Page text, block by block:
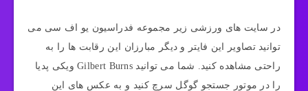
در سایت های ورزشی زیر مجموعه فدراسیون یو اف سی می
توانید تصاویر این فایتر و دیگر مبارزان این رقابت ها را به
راحتی مشاهده کنید. شما می توانید Gilbert Burns ویکی پدیا
را در موتور جستجو گوگل سرچ کنید و به عکس های این